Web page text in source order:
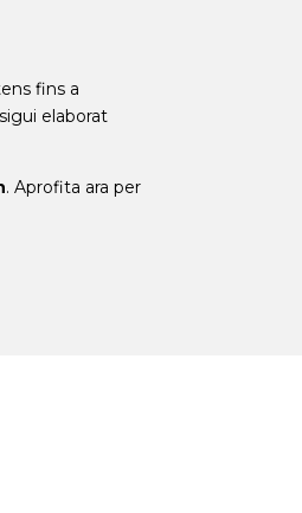
fins a
elaborat
. Aprofita ara per